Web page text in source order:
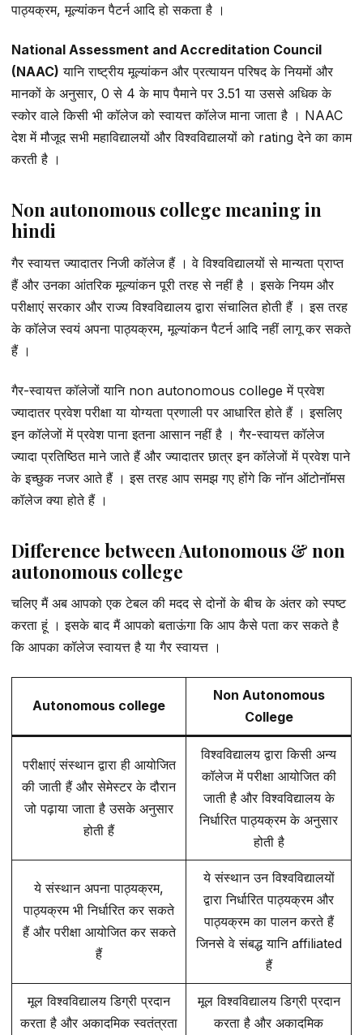
पाठ्यक्रम, मूल्यांकन पैटर्न आदि हो सकता है ।
National Assessment and Accreditation Council
(NAAC) यानि राष्ट्रीय मूल्यांकन और प्रत्यायन परिषद के नियमों और
मानकों के अनुसार, 0 से 4 के माप पैमाने पर 3.51 या उससे अधिक के
स्कोर वाले किसी भी कॉलेज को स्वायत्त कॉलेज माना जाता है । NAAC
देश में मौजूद सभी महाविद्यालयों और विश्वविद्यालयों को rating देने का काम
करती है ।
Non autonomous college meaning in
hindi
गैर स्वायत्त ज्यादातर निजी कॉलेज हैं । वे विश्वविद्यालयों से मान्यता प्राप्त
हैं और उनका आंतरिक मूल्यांकन पूरी तरह से नहीं है । इसके नियम और
परीक्षाएं सरकार और राज्य विश्वविद्यालय द्वारा संचालित होती हैं । इस तरह
के कॉलेज स्वयं अपना पाठ्यक्रम, मूल्यांकन पैटर्न आदि नहीं लागू कर सकते
हैं ।
गैर-स्वायत्त कॉलेजों यानि non autonomous college में प्रवेश
ज्यादातर प्रवेश परीक्षा या योग्यता प्रणाली पर आधारित होते हैं । इसलिए
इन कॉलेजों में प्रवेश पाना इतना आसान नहीं है । गैर-स्वायत्त कॉलेज
ज्यादा प्रतिष्ठित माने जाते हैं और ज्यादातर छात्र इन कॉलेजों में प्रवेश पाने
के इच्छुक नजर आते हैं । इस तरह आप समझ गए होंगे कि नॉन ऑटोनॉमस
कॉलेज क्या होते हैं ।
Difference between Autonomous & non
autonomous college
चलिए मैं अब आपको एक टेबल की मदद से दोनों के बीच के अंतर को स्पष्ट
करता हूं । इसके बाद मैं आपको बताऊंगा कि आप कैसे पता कर सकते है
कि आपका कॉलेज स्वायत्त है या गैर स्वायत्त ।
Autonomous college
Non Autonomous
College
परीक्षाएं संस्थान द्वारा ही आयोजित
की जाती हैं और सेमेस्टर के दौरान
जो पढ़ाया जाता है उसके अनुसार
होती हैं
विश्वविद्यालय द्वारा किसी अन्य
कॉलेज में परीक्षा आयोजित की
जाती है और विश्वविद्यालय के
निर्धारित पाठ्यक्रम के अनुसार
होती है
ये संस्थान अपना पाठ्यक्रम,
पाठ्यक्रम भी निर्धारित कर सकते
हैं और परीक्षा आयोजित कर सकते
हैं
ये संस्थान उन विश्वविद्यालयों
द्वारा निर्धारित पाठ्यक्रम और
पाठ्यक्रम का पालन करते हैं
जिनसे वे संबद्ध यानि affiliated
हैं
मूल विश्वविद्यालय डिग्री प्रदान
करता है और अकादमिक स्वतंत्रता
मूल विश्वविद्यालय डिग्री प्रदान
करता है और अकादमिक